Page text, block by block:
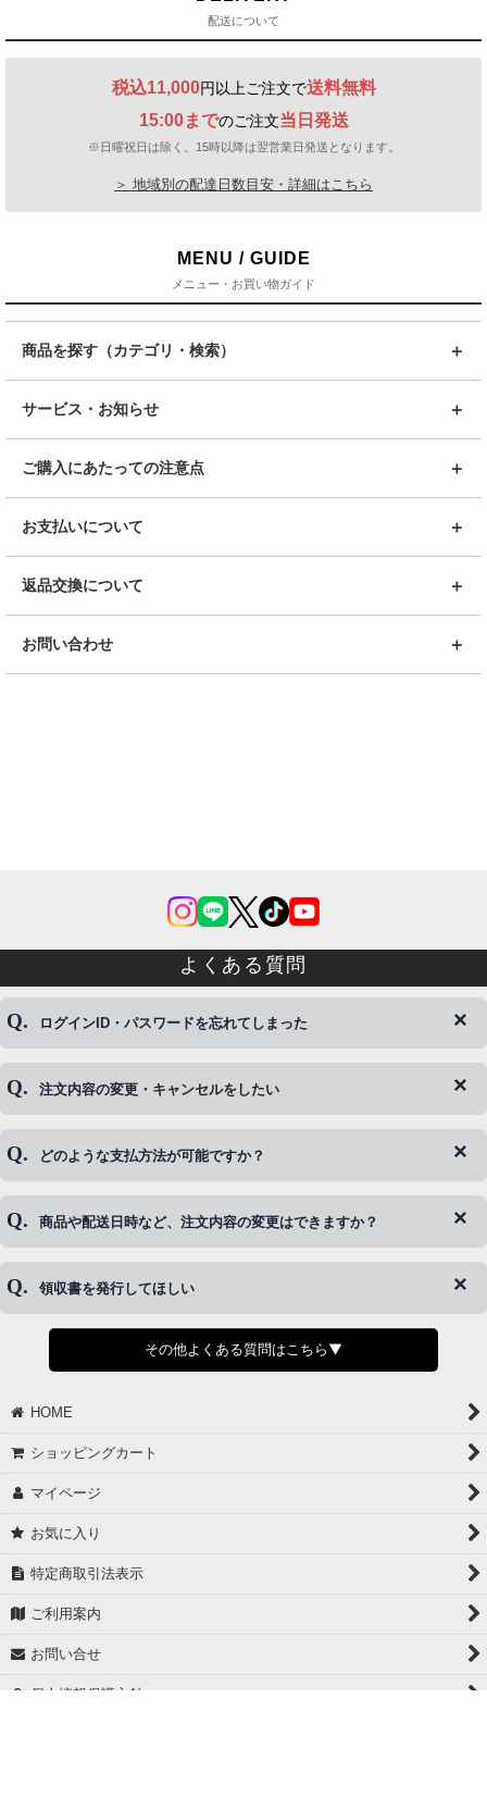
配送について
税込11,000円以上ご注文で送料無料
15:00までのご注文当日発送
※日曜祝日は除く。15時以降は翌営業日発送となります。
＞ 地域別の配達日数目安・詳細はこちら
MENU / GUIDE
メニュー・お買い物ガイド
商品を探す（カテゴリ・検索）
サービス・お知らせ
ご購入にあたっての注意点
お支払いについて
返品交換について
お問い合わせ
よくある質問
ログインID・パスワードを忘れてしまった
◆下記ページより、ログインIDの変更が可能です。
注文内容の変更・キャンセルをしたい
◆即日発送を行なっている関係上、午後以降のご連絡やキャンセル
※発送後、発送準備が完了しお手続きが間に合わない場合は変更、
どのような支払方法が可能ですか？
◆代金引換・クレジットカード・携帯キャリア決済・おねだり決
商品や配送日時など、注文内容の変更はできますか？
◆商品発送前の変更は承っております。
さい。
領収書を発行してほしい
◆領収書はご希望頂いた場合のみ発行しております。
【これからご注文する場合】
願いします。
②宛名（空欄は上様は不可）
③但し書き（空欄やお品代は不可）
【すでにご注文が完了している場合】
①お電話・メール・LINEにて領収書希望の連絡をお願い致します
②後日、郵送にて領収書を送らせて頂きます。
①マイページから購入履歴→購入内容→領収書発行を選択。
②後日、郵送にて領収書を送らせて頂きます。
その他よくある質問はこちら▼
HOME
ショッピングカート
マイページ
お気に入り
特定商取引法表示
ご利用案内
お問い合せ
個人情報保護方針